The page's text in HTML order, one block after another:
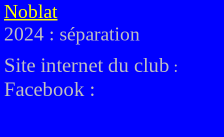
Noblat
2024 : séparation
Site internet du club :
Facebook :